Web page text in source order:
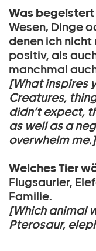
Was begeistert
Wesen, Dinge
denen ich nicht
positiv, als
manchmal
[What inspires
Creatures,
didn’t expect,
as well as a
overwhelm me.]
Welches Tier
Flugsaurier,
Familie.
[Which animal
Pterosaur,